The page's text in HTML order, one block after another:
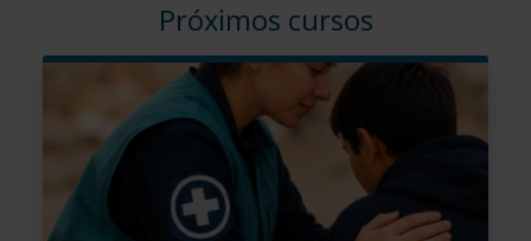
Próximos cursos